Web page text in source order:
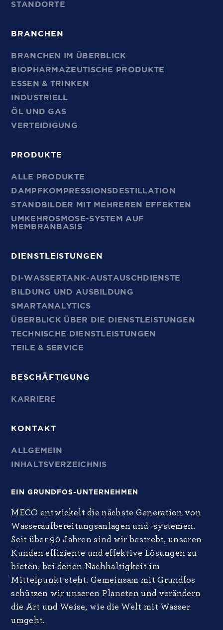
STANDORTE
BRANCHEN
BRANCHEN IM ÜBERBLICK
BIOPHARMAZEUTISCHE PRODUKTE
ESSEN & TRINKEN
INDUSTRIELL
ÖL UND GAS
VERTEIDIGUNG
PRODUKTE
ALLE PRODUKTE
DAMPFKOMPRESSIONSDESTILLATION
STANDBILDER MIT MEHREREN EFFEKTEN
UMKEHROSMOSE-SYSTEM AUF
MEMBRANBASIS
DIENSTLEISTUNGEN
DI-WASSERTANK-AUSTAUSCHDIENSTE
BILDUNG UND AUSBILDUNG
SMARTANALYTICS
ÜBERBLICK ÜBER DIE DIENSTLEISTUNGEN
TECHNISCHE DIENSTLEISTUNGEN
TEILE & SERVICE
BESCHÄFTIGUNG
KARRIERE
KONTAKT
ALLGEMEIN
INHALTSVERZEICHNIS
EIN GRUNDFOS-UNTERNEHMEN
MECO entwickelt die nächste Generation von
Wasseraufbereitungsanlagen und -systemen.
Seit über 90 Jahren sind wir bestrebt, unseren
Kunden effiziente und effektive Lösungen zu
bieten, bei denen Nachhaltigkeit im
Mittelpunkt steht. Gemeinsam mit Grundfos
schützen wir unseren Planeten und verändern
die Art und Weise, wie die Welt mit Wasser
umgeht.